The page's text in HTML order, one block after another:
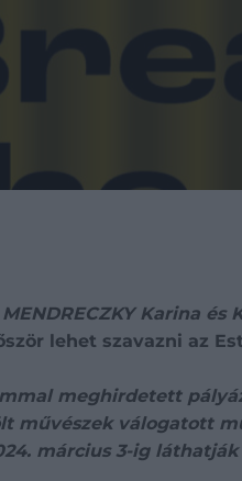
MENDRECZKY Karina
lehet szavazni az
meghirdetett
művészek válogatott
március 3-ig